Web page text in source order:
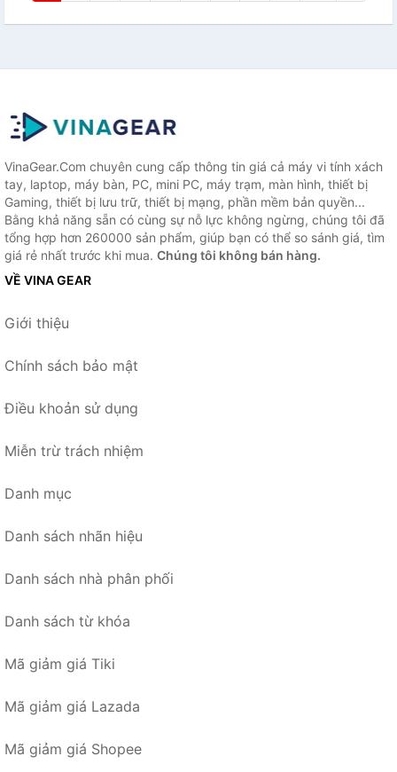
VinaGear.Com chuyên cung cấp thông tin giá cả máy vi tính xách
tay, laptop, máy bàn, PC, mini PC, máy trạm, màn hình, thiết bị
Gaming, thiết bị lưu trữ, thiết bị mạng, phần mềm bản quyền...
Bằng khả năng sẵn có cùng sự nỗ lực không ngừng, chúng tôi đã
tổng hợp hơn 260000 sản phẩm, giúp bạn có thể so sánh giá, tìm
giá rẻ nhất trước khi mua. Chúng tôi không bán hàng.
VỀ VINA GEAR
Giới thiệu
Chính sách bảo mật
Điều khoản sử dụng
Miễn trừ trách nhiệm
Danh mục
Danh sách nhãn hiệu
Danh sách nhà phân phối
Danh sách từ khóa
Mã giảm giá Tiki
Mã giảm giá Lazada
Mã giảm giá Shopee